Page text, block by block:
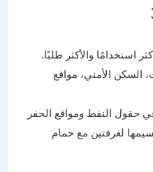
السكن الأمني، مواقع
حقول النفط ومواقع الحفر
لغرفتين مع حمام